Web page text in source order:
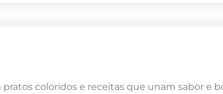
coloridos e receitas que unam sabor e